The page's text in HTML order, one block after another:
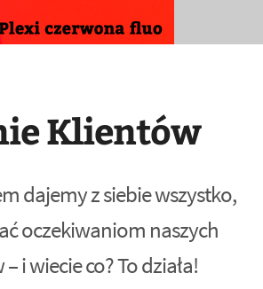
Klientów
dajemy z siebie wszystko,
oczekiwaniom naszych
i wiecie co? To działa!